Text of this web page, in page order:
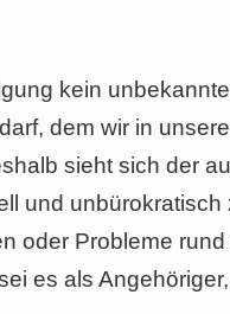
kein
dem wir in
sieht sich der
und unbürokratisch
oder Probleme
es als